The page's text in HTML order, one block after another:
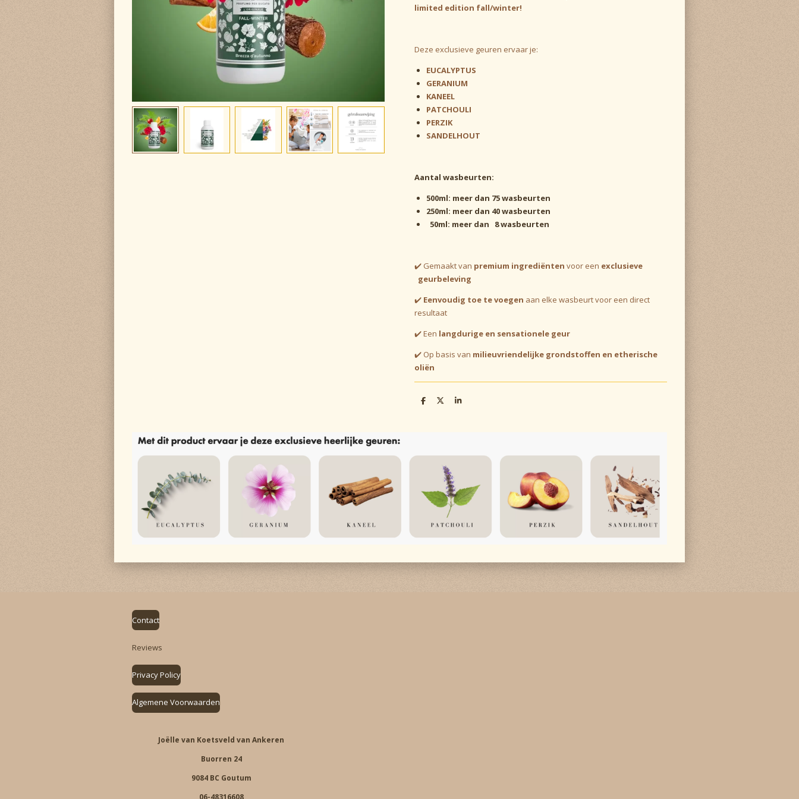
limited edition fall/winter!
Deze exclusieve geuren ervaar je:
EUCALYPTUS
GERANIUM
KANEEL
PATCHOULI
PERZIK
SANDELHOUT
Aantal wasbeurten:
500ml: meer dan 75 wasbeurten
250ml: meer dan 40 wasbeurten
50ml: meer dan 8 wasbeurten
✔️ Gemaakt van premium ingrediënten voor een exclusieve
geurbeleving
✔️ Eenvoudig toe te voegen aan elke wasbeurt voor een direct
resultaat
✔️ Een langdurige en sensationele geur
✔️ Op basis van milieuvriendelijke grondstoffen en etherische
oliën
D
D
S
Contact
Reviews
Privacy Policy
Algemene Voorwaarden
Joëlle van Koetsveld van Ankeren
Buorren 24
9084 BC Goutum
06-48316608